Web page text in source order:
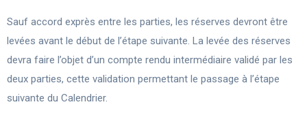
Sauf accord exprès entre les parties, les réserves devront être
levées avant le début de l’étape suivante. La levée des réserves
devra faire l’objet d’un compte rendu intermédiaire validé par les
deux parties, cette validation permettant le passage à l’étape
suivante du Calendrier.